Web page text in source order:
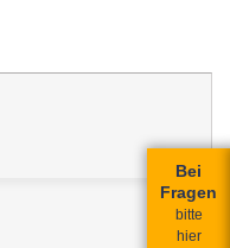
Bei
Fragen
bitte
hier